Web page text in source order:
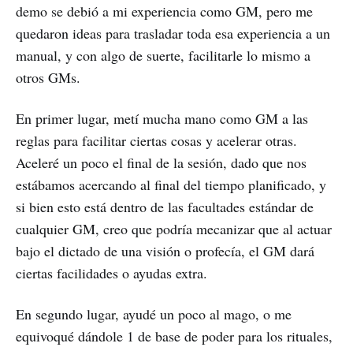
demo se debió a mi experiencia como GM, pero me
quedaron ideas para trasladar toda esa experiencia a un
manual, y con algo de suerte, facilitarle lo mismo a
otros GMs.
En primer lugar, metí mucha mano como GM a las
reglas para facilitar ciertas cosas y acelerar otras.
Aceleré un poco el final de la sesión, dado que nos
estábamos acercando al final del tiempo planificado, y
si bien esto está dentro de las facultades estándar de
cualquier GM, creo que podría mecanizar que al actuar
bajo el dictado de una visión o profecía, el GM dará
ciertas facilidades o ayudas extra.
En segundo lugar, ayudé un poco al mago, o me
equivoqué dándole 1 de base de poder para los rituales,